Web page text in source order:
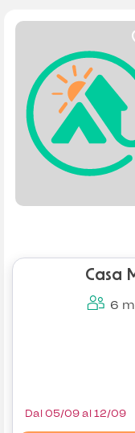
Casa
6
Dal 05/09 al 12/09